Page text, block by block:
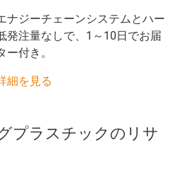
ナジーチェーンシステムとハー
発注量なしで、1～10日でお届
付き。
細を見る
プラスチックのリサ